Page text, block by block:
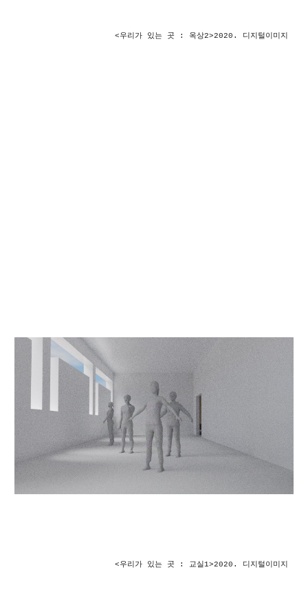
<우리가 있는 곳 : 옥상2>2020. 디지털이미지
<우리가 있는 곳 : 교실1>2020. 디지털이미지